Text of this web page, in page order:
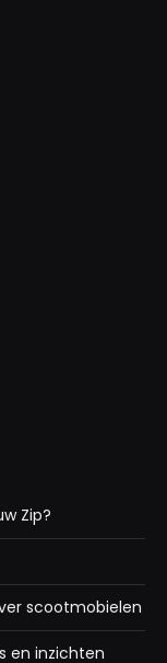
Zip?
scootmobielen
en inzichten